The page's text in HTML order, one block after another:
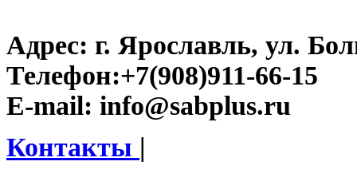
Адрес: г. Ярославль, ул.
Телефон:+7(908)911-66-15
E-mail: info@sabplus.ru
Контакты |